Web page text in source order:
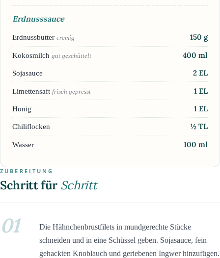
Erdnusssauce
Erdnussbutter cremig 150 g
Kokosmilch gut geschüttelt 400 ml
Sojasauce 2 EL
Limettensaft frisch gepresst 1 EL
Honig 1 EL
Chiliflocken ½ TL
Wasser 100 ml
ZUBEREITUNG
Schritt für Schritt
01
Die Hähnchenbrustfilets in mundgerechte Stücke
schneiden und in eine Schüssel geben. Sojasauce, fein
gehackten Knoblauch und geriebenen Ingwer hinzufügen.